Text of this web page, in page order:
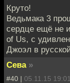
Круто!
Ведьмака 3
сердце ещё не
of Us, с
Джоэл в
Сева »
#40 | 05.11.15 19:01